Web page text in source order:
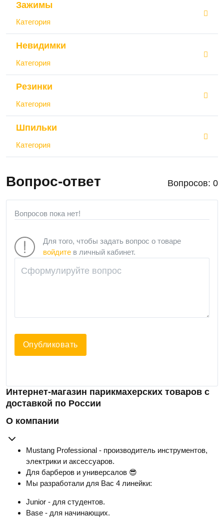
Зажимы
Категория
Невидимки
Категория
Резинки
Категория
Шпильки
Категория
Вопрос-ответ Вопросов: 0
Вопросов пока нет!
Для того, чтобы задать вопрос о товаре
войдите в личный кабинет.
Опубликовать
Интернет-магазин парикмахерских товаров с
доставкой по России
О компании
Mustang Professional - производитель инструментов,
электрики и аксессуаров.
Для барберов и универсалов 😎
Мы разработали для Вас 4 линейки:
Junior - для студентов.
Base - для начинающих.